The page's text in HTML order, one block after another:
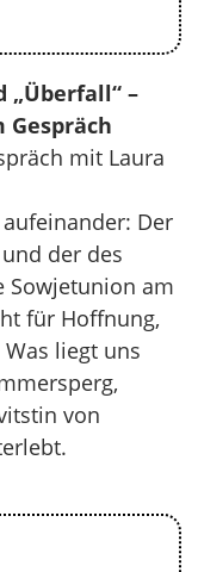
„Überfall“ –
Gespräch
mit Laura
Der
der des
Sowjetunion am
für Hoffnung,
liegt uns
von